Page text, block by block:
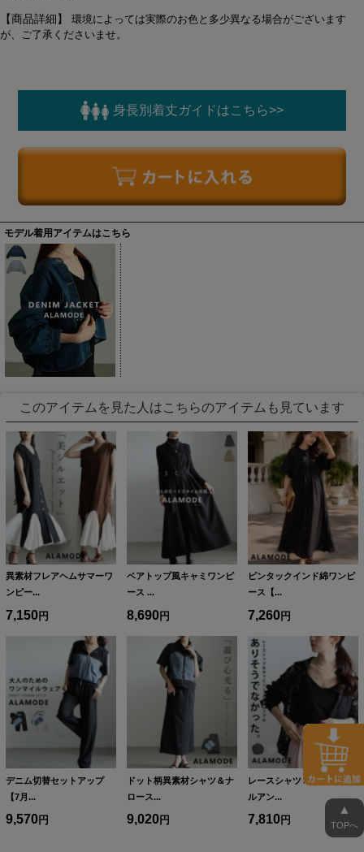
【商品詳細】 環境によっては実際のお色と多少異なる場合がございます
が、ご了承くださいませ。
身長別着丈ガイドはこちら>>
モデル着用アイテムはこちら
このアイテムを見た人はこちらのアイテムも見ています
異素材フレアヘムサマーワ
ンピー...
7,150
ベアトップ風キャミワンピ
ース ...
8,690
ピンタックインド綿ワンピ
ース【...
7,260
デニム切替セットアップ
【7月...
9,570
ドット柄異素材シャツ＆ナ
ロース...
9,020
レースシャツ＆キャミソー
ルアン...
7,810
▲
TOPへ